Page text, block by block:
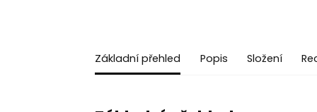
Základní přehled Popis Složení